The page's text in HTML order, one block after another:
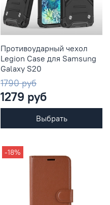
Противоударный чехол
Legion Case для Samsung
Galaxy S20
1790 руб
1279 руб
Выбрать
-18%